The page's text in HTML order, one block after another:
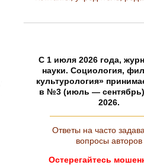
C 1 июля 2026 года,
науки. Социология,
культурология»
в №3 (июль —
2026.
Ответы на часто
вопросы авторов
Остерегайтесь